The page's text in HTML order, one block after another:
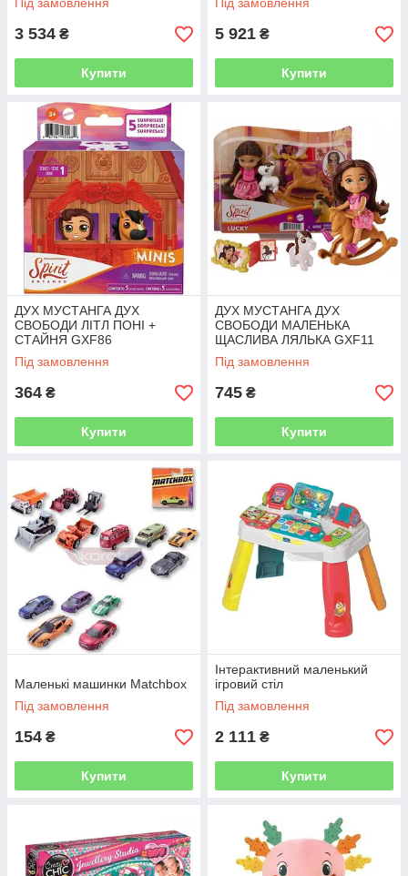
3 534 ₴
Купити
5 921 ₴
Купити
ДУХ МУСТАНГА ДУХ
СВОБОДИ ЛІТЛ ПОНІ +
СТАЙНЯ GXF86
Під замовлення
364 ₴
Купити
ДУХ МУСТАНГА ДУХ
СВОБОДИ МАЛЕНЬКА
ЩАСЛИВА ЛЯЛЬКА GXF11
Під замовлення
745 ₴
Купити
Маленькі машинки Matchbox
Під замовлення
154 ₴
Купити
Інтерактивний маленький
ігровий стіл
Під замовлення
2 111 ₴
Купити